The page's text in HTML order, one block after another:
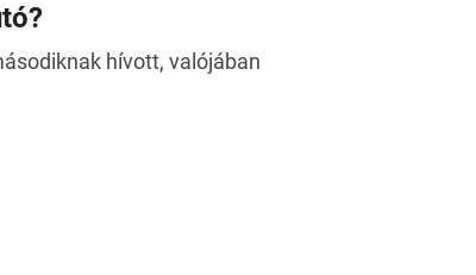
hívott, valójában